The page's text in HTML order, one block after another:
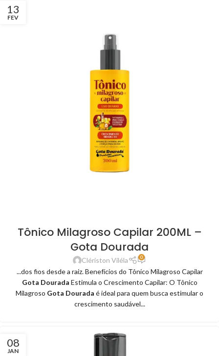
13
FEV
Tônico Milagroso Capilar 200ML –
Gota Dourada
Clériston Viléla 0
...dos fios desde a raiz. Benefícios do Tônico Milagroso Capilar
Gota Dourada Estimula o Crescimento Capilar: O Tônico
Milagroso Gota Dourada é ideal para quem busca estimular o
crescimento saudável...
08
JAN